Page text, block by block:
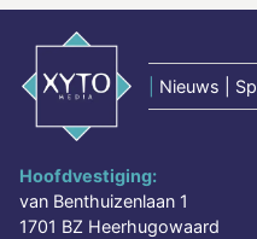
Nieuws |
Hoofdvestiging:
van Benthuizenlaan 1
1701 BZ Heerhugowaard